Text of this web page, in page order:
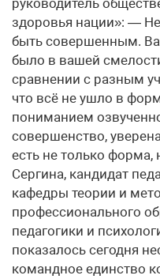
руководитель
здоровья нации»: —
быть совершенным.
было в вашей
сравнении с разным
что всё не ушло в
пониманием
совершенство,
есть не только форма,
Сергина, кандидат
кафедры теории и
профессионального
педагогики и
показалось сегодня
командное единство